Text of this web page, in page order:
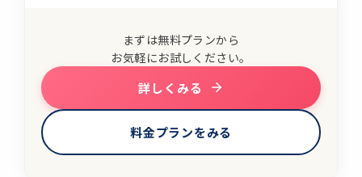
まずは無料プランから
お気軽にお試しください。
詳しくみる
料金プランをみる